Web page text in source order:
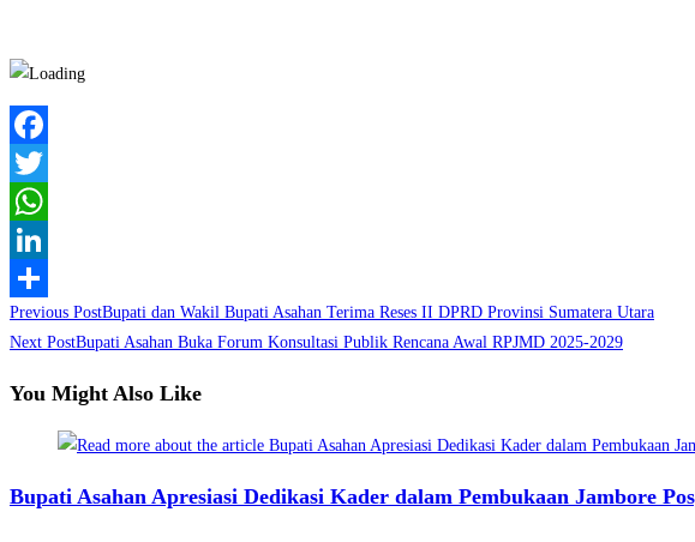
Facebook
Twitter
WhatsApp
LinkedIn
Share
Read
more
articles
Previous PostBupati dan Wakil Bupati Asahan Terima Reses II DPRD Provinsi Sumatera Utara
Next PostBupati Asahan Buka Forum Konsultasi Publik Rencana Awal RPJMD 2025-2029
You Might Also Like
Bupati Asahan Apresiasi Dedikasi Kader dalam Pembukaan Jambore